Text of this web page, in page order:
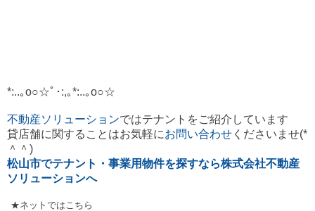
*:..｡o○☆ﾟ･:,｡*:..｡o○☆
不動産ソリューションではテナント をご紹介しています
貸店舗に関することはお気軽にお問い合わせ くださいませ(*
＾＾)
松山市でテナント・事業用物件を探すなら株式会社不動産
ソリューションへ
★ネットではこちら